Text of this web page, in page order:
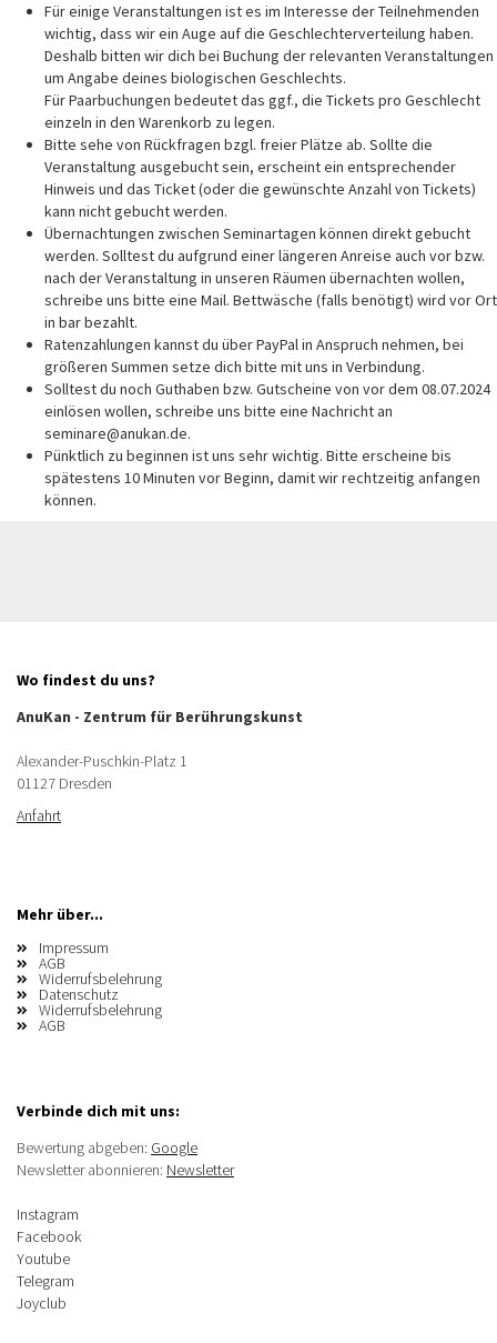
Für einige Veranstaltungen ist es im Interesse der Teilnehmenden
wichtig, dass wir ein Auge auf die Geschlechterverteilung haben.
Deshalb bitten wir dich bei Buchung der relevanten Veranstaltungen
um Angabe deines biologischen Geschlechts.
Für Paarbuchungen bedeutet das ggf., die Tickets pro Geschlecht
einzeln in den Warenkorb zu legen.
Bitte sehe von Rückfragen bzgl. freier Plätze ab. Sollte die
Veranstaltung ausgebucht sein, erscheint ein entsprechender
Hinweis und das Ticket (oder die gewünschte Anzahl von Tickets)
kann nicht gebucht werden.
Übernachtungen zwischen Seminartagen können direkt gebucht
werden. Solltest du aufgrund einer längeren Anreise auch vor bzw.
nach der Veranstaltung in unseren Räumen übernachten wollen,
schreibe uns bitte eine Mail. Bettwäsche (falls benötigt) wird vor Ort
in bar bezahlt.
Ratenzahlungen kannst du über PayPal in Anspruch nehmen, bei
größeren Summen setze dich bitte mit uns in Verbindung.
Solltest du noch Guthaben bzw. Gutscheine von vor dem 08.07.2024
einlösen wollen, schreibe uns bitte eine Nachricht an
seminare@anukan.de.
Pünktlich zu beginnen ist uns sehr wichtig. Bitte erscheine bis
spätestens 10 Minuten vor Beginn, damit wir rechtzeitig anfangen
können.
Wo findest du uns?
AnuKan - Zentrum für Berührungskunst
Alexander-Puschkin-Platz 1
01127 Dresden
Anfahrt
Mehr über...
Impressum
AGB
Widerrufsbelehrung
Datenschutz
Widerrufsbelehrung
AGB
Verbinde dich mit uns:
Bewertung abgeben: Google
Newsletter abonnieren: Newsletter
Instagram
Facebook
Youtube
Telegram
Joyclub